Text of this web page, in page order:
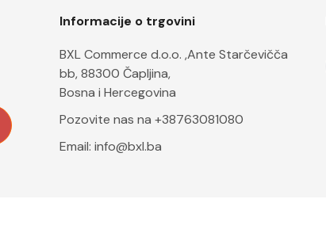
Informacije o trgovini
BXL Commerce d.o.o. ,Ante Starčevičča
bb, 88300 Čapljina,
Bosna i Hercegovina
Pozovite nas na +38763081080
Email: info@bxl.ba